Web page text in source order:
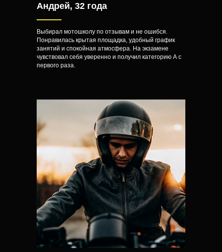
Андрей, 32 года
Выбирал мотошколу по отзывам и не ошибся.
Понравилась крытая площадка, удобный график
занятий и спокойная атмосфера. На экзамене
чувствовал себя уверенно и получил категорию А с
первого раза.